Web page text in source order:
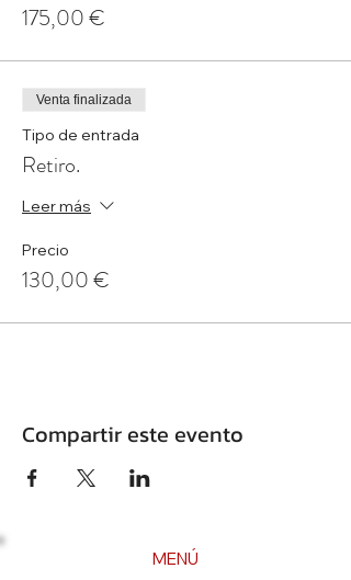
175,00 €
Venta finalizada
Tipo de entrada
Retiro.
Leer más
Precio
130,00 €
Compartir este evento
MENÚ